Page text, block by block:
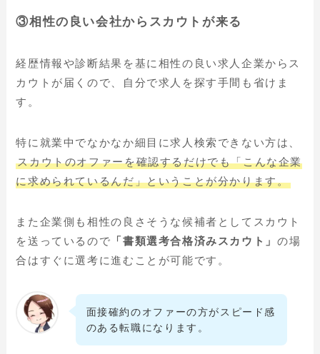
③相性の良い会社からスカウトが来る
経歴情報や診断結果を基に相性の良い求人企業からス
カウトが届くので、自分で求人を探す手間も省けま
す。
特に就業中でなかなか細目に求人検索できない方は、
スカウトのオファーを確認するだけでも「こんな企業
に求められているんだ」ということが分かります。
また企業側も相性の良さそうな候補者としてスカウト
を送っているので 「書類選考合格済みスカウト」 の場
合はすぐに選考に進むことが可能です。
面接確約のオファーの方がスピード感
のある転職になります。